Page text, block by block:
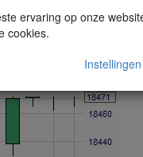
(de eerste
ervaring op onze
cookies.
Instellingen